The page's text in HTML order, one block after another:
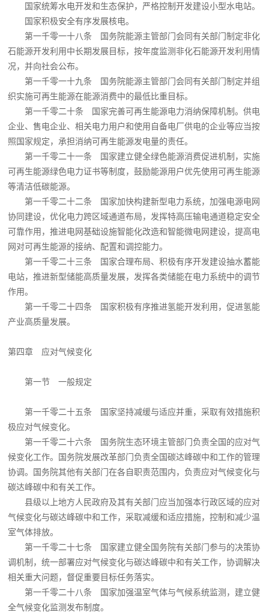
国家统筹水电开发和生态保护，严格控制开发建设小型水电站。
国家积极安全有序发展核电。
第一千零一十八条 国务院能源主管部门会同有关部门制定非化
石能源开发利用中长期发展目标，按年度监测非化石能源开发利用情
况，并向社会公布。
第一千零一十九条 国务院能源主管部门会同有关部门制定并组
织实施可再生能源在能源消费中的最低比重目标。
第一千零二十条 国家完善可再生能源电力消纳保障机制。供电
企业、售电企业、相关电力用户和使用自备电厂供电的企业等应当按
照国家规定，承担消纳可再生能源发电量的责任。
第一千零二十一条 国家建立健全绿色能源消费促进机制，实施
可再生能源绿色电力证书等制度，鼓励能源用户优先使用可再生能源
等清洁低碳能源。
第一千零二十二条 国家加快构建新型电力系统，加强电源电网
协同建设，优化电力跨区域通道布局，发挥特高压输电通道稳定安全
可靠作用，推进电网基础设施智能化改造和智能微电网建设，提高电
网对可再生能源的接纳、配置和调控能力。
第一千零二十三条 国家合理布局、积极有序开发建设抽水蓄能
电站，推进新型储能高质量发展，发挥各类储能在电力系统中的调节
作用。
第一千零二十四条 国家积极有序推进氢能开发利用，促进氢能
产业高质量发展。
第四章 应对气候变化
第一节 一般规定
第一千零二十五条 国家坚持减缓与适应并重，采取有效措施积
极应对气候变化。
第一千零二十六条 国务院生态环境主管部门负责全国的应对气
候变化工作。国务院发展改革部门负责全国碳达峰碳中和工作的管理
协调。国务院其他有关部门在各自职责范围内，负责应对气候变化与
碳达峰碳中和有关工作。
县级以上地方人民政府及其有关部门应当加强本行政区域的应对
气候变化与碳达峰碳中和工作，采取减缓和适应措施，控制和减少温
室气体排放。
第一千零二十七条 国家建立健全国务院有关部门参与的决策协
调机制，统一部署应对气候变化与碳达峰碳中和有关工作，协调解决
相关重大问题，督促重要目标任务落实。
第一千零二十八条 国家加强温室气体与气候系统监测，建立健
全气候变化监测发布制度。